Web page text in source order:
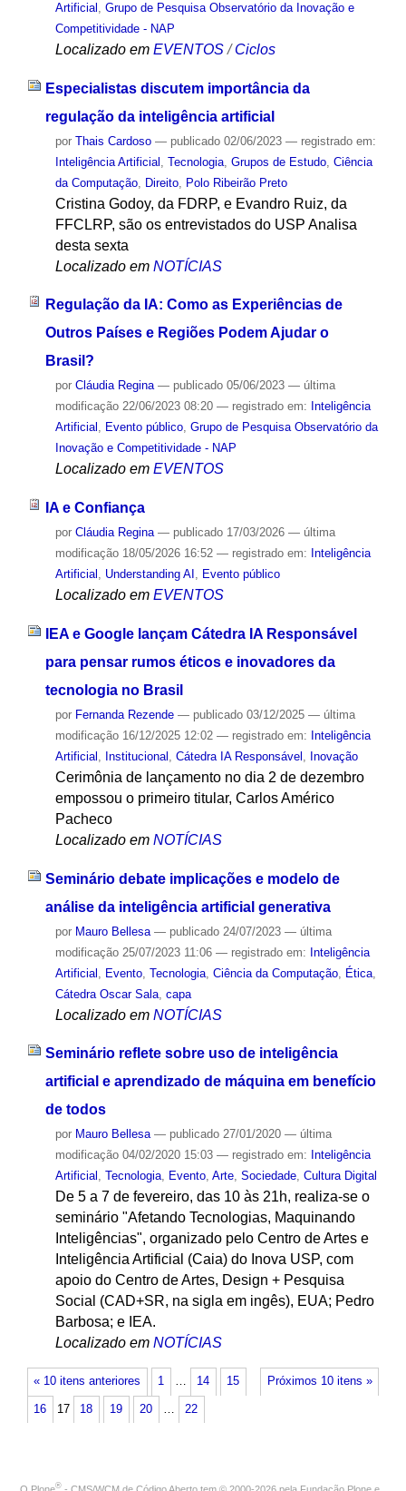
Artificial , Grupo de Pesquisa Observatório da Inovação e
Competitividade - NAP
Localizado em EVENTOS /Ciclos
Especialistas discutem importância da
regulação da inteligência artificial
por Thais Cardoso — publicado02/06/2023 — registrado em:
Inteligência Artificial Tecnologia, Grupos de Estudo, Ciência
da Computação, Direito, Polo Ribeirão Preto
Cristina Godoy, da FDRP, e Evandro Ruiz, da
FFCLRP, são os entrevistados do USP Analisa
desta sexta
Localizado em NOTÍCIAS
Regulação da IA: Como as Experiências de
Outros Países e Regiões Podem Ajudar o
Brasil?
por Cláudia Regina — publicado05/06/2023 — última
modificação22/06/2023 08:20 — registrado em: Inteligência
Artificial , Evento público, Grupo de Pesquisa Observatório da
Inovação e Competitividade - NAP
Localizado em EVENTOS
IA e Confiança
por Cláudia Regina — publicado17/03/2026 — última
modificação18/05/2026 16:52 — registrado em: Inteligência
Artificial , Understanding AI , Evento público
Localizado em EVENTOS
IEA e Google lançam Cátedra IA Responsável
para pensar rumos éticos e inovadores da
tecnologia no Brasil
por Fernanda Rezende — publicado03/12/2025 — última
modificação16/12/2025 12:02 — registrado em: Inteligência
Artificial
Institucional Cátedra IA Responsável Inovação
Cerimônia de lançamento no dia 2 de dezembro
empossou o primeiro titular, Carlos Américo
Pacheco
Localizado em NOTÍCIAS
Seminário debate implicações e modelo de
análise da inteligência artificial generativa
por Mauro Bellesa — publicado24/07/2023 — última
modificação25/07/2023 11:06 — registrado em: Inteligência
Artificial
Evento, Tecnologia, Ciência da Computação, Ética,
Cátedra Oscar Sala, capa
Localizado em NOTÍCIAS
Seminário reflete sobre uso de inteligência
artificial e aprendizado de máquina em benefício
de todos
por Mauro Bellesa — publicado27/01/2020 — última
modificação04/02/2020 15:03 — registrado em: Inteligência
Artificial , Tecnologia, Evento, Arte, Sociedade, Cultura Digital
De 5 a 7 de fevereiro, das 10 às 21h, realiza-se o
seminário "Afetando Tecnologias, Maquinando
Inteligências", organizado pelo Centro de Artes e
Inteligência Artificial (Caia) do Inova USP, com
apoio do Centro de Artes, Design + Pesquisa
Social (CAD+SR, na sigla em ingês), EUA; Pedro
Barbosa; e IEA.
Localizado em NOTÍCIAS
« 10 itens anteriores Próximos 10 itens »
1 … 14 15
16 17 18 19 20 … 22
®